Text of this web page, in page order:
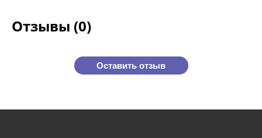
Отзывы (0)
Оставить отзыв